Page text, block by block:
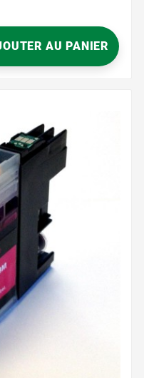
ou des
cyan... AU PANIER